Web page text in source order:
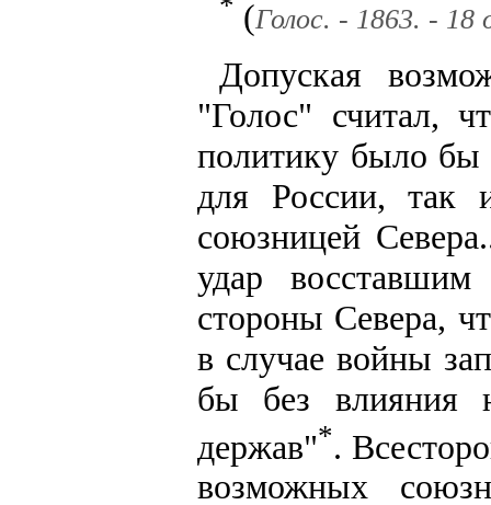
(Голос. - 1863. - 18
Допуская
"Голос" считал,
политику было бы
для России, так
союзницей
удар
стороны Севера,
в случае войны
бы без влияния
держав"*.
возможных